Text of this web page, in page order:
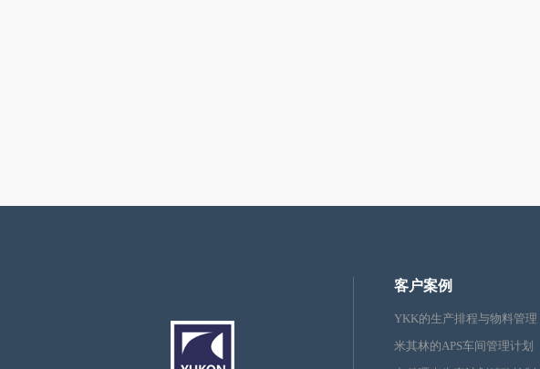
客户案例
YKK的生产排程与物料管理
米其林的APS车间管理计划